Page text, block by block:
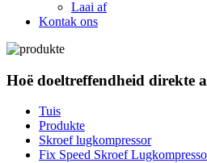
Laai af
Kontak ons
Hoë doeltreffendheid direkte
Tuis
Produkte
Skroef lugkompressor
Fix Speed ​​Skroef